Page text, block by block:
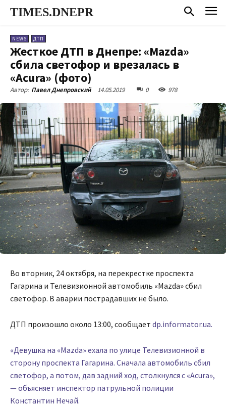
TIMES.DNEPR
NEWS ДТП
Жесткое ДТП в Днепре: «Mazda»
сбила светофор и врезалась в
«Acura» (фото)
Автор: Павел Днепровский 14.05.2019 0 978
Во вторник, 24 октября, на перекрестке проспекта
Гагарина и Телевизионной автомобиль «Mazda» сбил
светофор. В аварии пострадавших не было.
ДТП произошло около 13:00, сообщает dp.informator.ua.
«Девушка на «Mazda» ехала по улице Телевизионной в
сторону проспекта Гагарина. Сначала автомобиль сбил
светофор, а потом, дав задний ход, столкнулся с «Acura»,
— объясняет инспектор патрульной полиции
Константин Нечай.